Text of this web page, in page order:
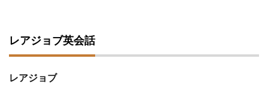
レアジョブ英会話
レアジョブ